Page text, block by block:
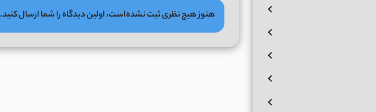
هنوز هیچ نظری ثبت نشده‌است، اولین دیدگاه را شما ارسال کنید.